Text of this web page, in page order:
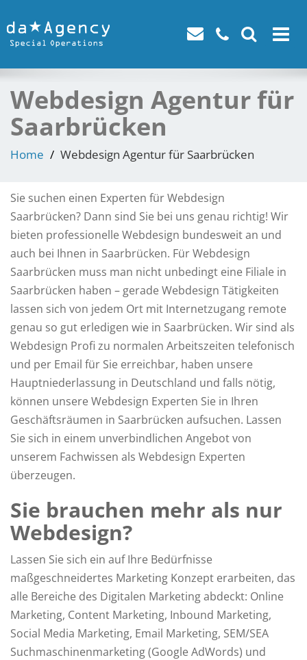
Toggle
Webdesign Agentur für
Saarbrücken
Home Webdesign Agentur für Saarbrücken
Sie suchen einen Experten für Webdesign
Saarbrücken? Dann sind Sie bei uns genau richtig! Wir
bieten professionelle Webdesign bundesweit an und
auch bei Ihnen in Saarbrücken. Für Webdesign
Saarbrücken muss man nicht unbedingt eine Filiale in
Saarbrücken haben – gerade Webdesign Tätigkeiten
lassen sich von jedem Ort mit Internetzugang remote
genau so gut erledigen wie in Saarbrücken. Wir sind als
Webdesign Profi zu normalen Arbeitszeiten telefonisch
und per Email für Sie erreichbar, haben unsere
Hauptniederlassung in Deutschland und falls nötig,
können unsere Webdesign Experten Sie in Ihren
Geschäftsräumen in Saarbrücken aufsuchen. Lassen
Sie sich in einem unverbindlichen Angebot von
unserem Fachwissen als Webdesign Experten
überzeugen.
Sie brauchen mehr als nur
Webdesign?
Lassen Sie sich ein auf Ihre Bedürfnisse
maßgeschneidertes Marketing Konzept erarbeiten, das
alle Bereiche des Digitalen Marketing abdeckt: Online
Marketing, Content Marketing, Inbound Marketing,
Social Media Marketing, Email Marketing, SEM/SEA
Suchmaschinenmarketing (Google AdWords) und